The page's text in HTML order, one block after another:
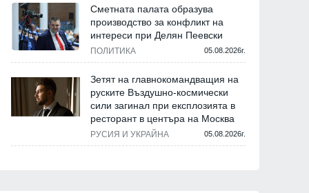
Сметната палата образува
производство за конфликт на
интереси при Делян Пеевски
ПОЛИТИКА 05.08.2026г.
Зетят на главнокомандващия на
руските Въздушно-космически
сили загинал при експлозията в
ресторант в центъра на Москва
РУСИЯ И УКРАЙНА 05.08.2026г.